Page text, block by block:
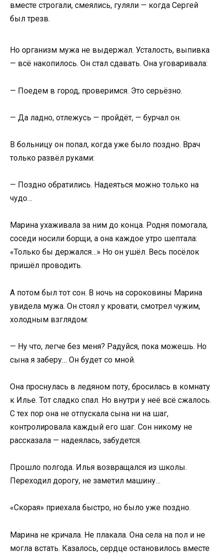
вместе строгали, смеялись, гуляли — когда Сергей
был трезв.
Но организм мужа не выдержал. Усталость, выпивка
— всё накопилось. Он стал сдавать. Она уговаривала:
— Поедем в город, проверимся. Это серьёзно.
— Да ладно, отлежусь — пройдёт, — бурчал он.
В больницу он попал, когда уже было поздно. Врач
только развёл руками:
— Поздно обратились. Надеяться можно только на
чудо…
Марина ухаживала за ним до конца. Родня помогала,
соседи носили борщи, а она каждое утро шептала:
«Только бы держался…» Но он ушёл. Весь посёлок
пришёл проводить.
А потом был тот сон. В ночь на сороковины Марина
увидела мужа. Он стоял у кровати, смотрел чужим,
холодным взглядом:
— Ну что, легче без меня? Радуйся, пока можешь. Но
сына я заберу… Он будет со мной.
Она проснулась в ледяном поту, бросилась в комнату
к Илье. Тот сладко спал. Но внутри у неё всё сжалось.
С тех пор она не отпускала сына ни на шаг,
контролировала каждый его шаг. Сон никому не
рассказала — надеялась, забудется.
Прошло полгода. Илья возвращался из школы.
Переходил дорогу, не заметил машину…
«Скорая» приехала быстро, но было уже поздно.
Марина не кричала. Не плакала. Она села на пол и не
могла встать. Казалось, сердце остановилось вместе